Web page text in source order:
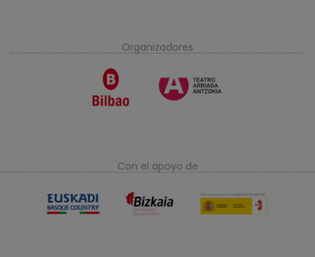
Organizadores
Con el apoyo de